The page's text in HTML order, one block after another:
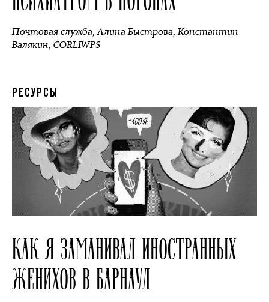
Почтовая служба,Алина Быстрова,Константин
Валякин, CORLIWPS
РЕСУРСЫ
КАК Я ЗАМАНИВАЛ ИНОСТРАННЫХ
ЖЕНИХОВ В БАРНАУЛ